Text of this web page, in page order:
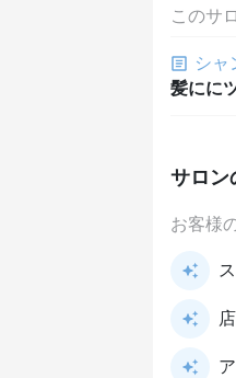
このサ
シャ
髪にに
サロン
お客様